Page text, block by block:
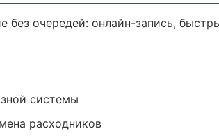
без очередей: онлайн-запись,
системы
расходников